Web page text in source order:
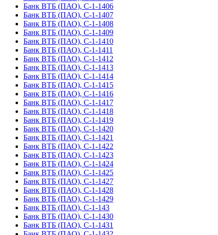
Банк ВТБ (ПАО), С-1-1406
Банк ВТБ (ПАО), С-1-1407
Банк ВТБ (ПАО), С-1-1408
Банк ВТБ (ПАО), С-1-1409
Банк ВТБ (ПАО), С-1-1410
Банк ВТБ (ПАО), С-1-1411
Банк ВТБ (ПАО), С-1-1412
Банк ВТБ (ПАО), С-1-1413
Банк ВТБ (ПАО), С-1-1414
Банк ВТБ (ПАО), С-1-1415
Банк ВТБ (ПАО), С-1-1416
Банк ВТБ (ПАО), С-1-1417
Банк ВТБ (ПАО), С-1-1418
Банк ВТБ (ПАО), С-1-1419
Банк ВТБ (ПАО), С-1-1420
Банк ВТБ (ПАО), С-1-1421
Банк ВТБ (ПАО), С-1-1422
Банк ВТБ (ПАО), С-1-1423
Банк ВТБ (ПАО), С-1-1424
Банк ВТБ (ПАО), С-1-1425
Банк ВТБ (ПАО), С-1-1427
Банк ВТБ (ПАО), С-1-1428
Банк ВТБ (ПАО), С-1-1429
Банк ВТБ (ПАО), С-1-143
Банк ВТБ (ПАО), С-1-1430
Банк ВТБ (ПАО), С-1-1431